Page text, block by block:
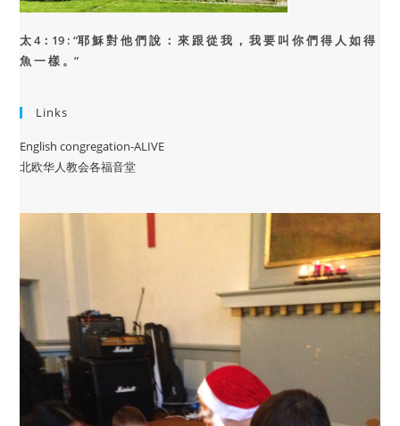
太 4：19 : “耶 穌 對 他 們 說 ： 來 跟 從 我 ， 我 要 叫 你 們 得 人 如 得
魚 一 樣 。”
Links
English congregation-ALIVE
北欧华人教会各福音堂